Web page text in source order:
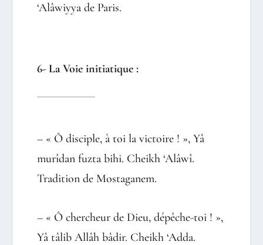
‘Alâwiyya de Paris.
6- La Voie initiatique :
– « Ô disciple, à toi la victoire ! », Yâ
murîdan fuzta bihi. Cheikh ‘Alâwî.
Tradition de Mostaganem.
– « Ô chercheur de Dieu, dépêche-toi ! »,
Yâ tâlib Allâh bâdir. Cheikh ‘Adda.